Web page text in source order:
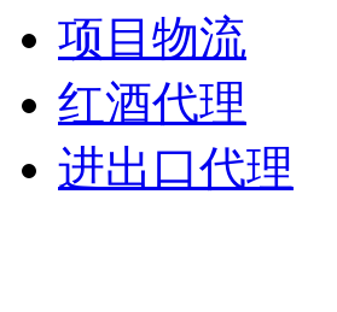
项目物流
红酒代理
进出口代理